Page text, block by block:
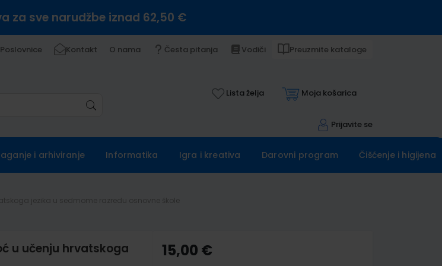
za sve narudžbe iznad 62,50 €
Poslovnice Kontakt O nama Česta pitanja Vodiči Preuzmite kataloge
Lista želja Moja košarica
Prijavite se
i arhiviranje Informatika Igra i kreativa Darovni program Čišćenje i higijena
u učenju hrvatskoga
15,00 €